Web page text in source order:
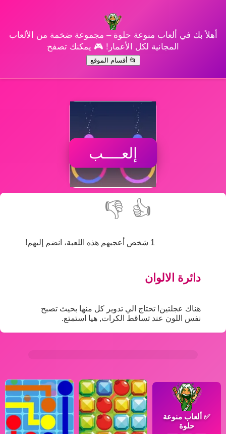
أهلاً بك في ألعاب منوعة حلوة – مجموعة ضخمة من الألعاب
المجانية لكل الأعمار! 🎮 يمكنك تصفح
📂 أقسام الموقع
إلعــــب
👍
👎
1 شخص أعجبهم هذه اللعبة، انضم إليهم!
دائرة الالوان
هناك عجلتين! تحتاج الي تدوير كل منها بحيث تصبح
نفس اللون عند تساقط الكرات, هيا استمتع.
✅ ألعاب منوعة
حلوة